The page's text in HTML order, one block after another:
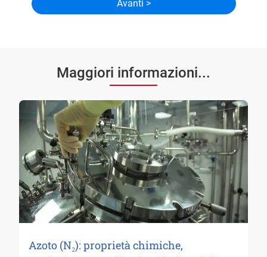
Maggiori informazioni...
Azoto (N₂): proprietà chimiche,